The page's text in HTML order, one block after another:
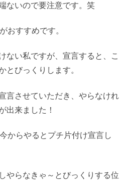
ないので要注意です。笑
おすすめです。
ない私ですが、宣言すると、こ
とびっくりします。
言させていただき、やらなけれ
出来ました！
からやるとプチ片付け宣言し
やらなきゃ～とびっくりする位